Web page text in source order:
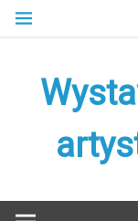
Skip